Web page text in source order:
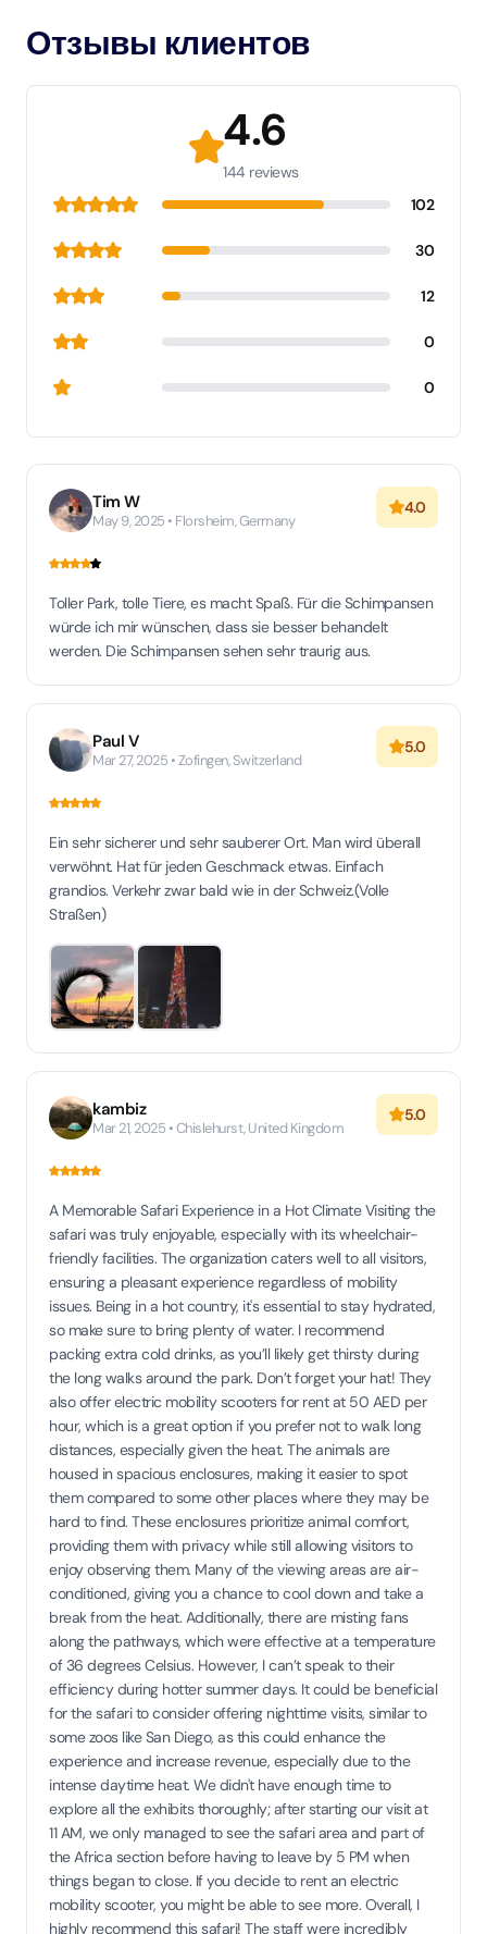
Отзывы клиентов
4.6
144 reviews
102
30
12
0
0
Tim W
May 9, 2025 • Florsheim, Germany
4.0
Toller Park, tolle Tiere, es macht Spaß. Für die Schimpansen
würde ich mir wünschen, dass sie besser behandelt
werden. Die Schimpansen sehen sehr traurig aus.
Paul V
Mar 27, 2025 • Zofingen, Switzerland
5.0
Ein sehr sicherer und sehr sauberer Ort. Man wird überall
verwöhnt. Hat für jeden Geschmack etwas. Einfach
grandios. Verkehr zwar bald wie in der Schweiz.(Volle
Straßen)
kambiz
Mar 21, 2025 • Chislehurst, United Kingdom
5.0
A Memorable Safari Experience in a Hot Climate Visiting the
safari was truly enjoyable, especially with its wheelchair-
friendly facilities. The organization caters well to all visitors,
ensuring a pleasant experience regardless of mobility
issues. Being in a hot country, it's essential to stay hydrated,
so make sure to bring plenty of water. I recommend
packing extra cold drinks, as you’ll likely get thirsty during
the long walks around the park. Don’t forget your hat! They
also offer electric mobility scooters for rent at 50 AED per
hour, which is a great option if you prefer not to walk long
distances, especially given the heat. The animals are
housed in spacious enclosures, making it easier to spot
them compared to some other places where they may be
hard to find. These enclosures prioritize animal comfort,
providing them with privacy while still allowing visitors to
enjoy observing them. Many of the viewing areas are air-
conditioned, giving you a chance to cool down and take a
break from the heat. Additionally, there are misting fans
along the pathways, which were effective at a temperature
of 36 degrees Celsius. However, I can’t speak to their
efficiency during hotter summer days. It could be beneficial
for the safari to consider offering nighttime visits, similar to
some zoos like San Diego, as this could enhance the
experience and increase revenue, especially due to the
intense daytime heat. We didn't have enough time to
explore all the exhibits thoroughly; after starting our visit at
11 AM, we only managed to see the safari area and part of
the Africa section before having to leave by 5 PM when
things began to close. If you decide to rent an electric
mobility scooter, you might be able to see more. Overall, I
highly recommend this safari! The staff were incredibly